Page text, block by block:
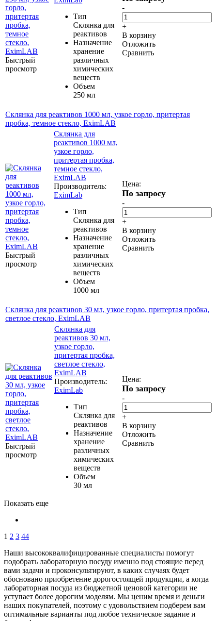
Быстрый
просмотр
Тип
Склянка для
реактивов
Назначение
хранение
различных
химических
веществ
Объем
250 мл
-
+
В корзину
Отложить
Сравнить
Склянка для реактивов 1000 мл, узкое горло, притертая
пробка, темное стекло, EximLAB
Быстрый
просмотр
Склянка для
реактивов 1000 мл,
узкое горло,
притертая пробка,
темное стекло,
EximLAB
Производитель:
EximLab
Тип
Склянка для
реактивов
Назначение
хранение
различных
химических
веществ
Объем
1000 мл
Цена:
По запросу
-
+
В корзину
Отложить
Сравнить
Склянка для реактивов 30 мл, узкое горло, притертая пробка,
светлое стекло, EximLAB
Быстрый
просмотр
Склянка для
реактивов 30 мл,
узкое горло,
притертая пробка,
светлое стекло,
EximLAB
Производитель:
EximLab
Тип
Склянка для
реактивов
Назначение
хранение
различных
химических
веществ
Объем
30 мл
Цена:
По запросу
-
+
В корзину
Отложить
Сравнить
Показать еще
1 2 3 44
Наши высококвалифицированные специалисты помогут
подобрать лабораторную посуду именно под стоящие перед
вами задачи и проконсультируют, в каких случаях будет
обосновано приобретение дорогостоящей продукции, а когда
лабораторная посуда из бюджетной ценовой категории не
уступает более дорогим моделям. Мы ценим время и деньги
наших покупателей, поэтому с удовольствием подберем вам
оптимальные варианты под любое техническое задание и